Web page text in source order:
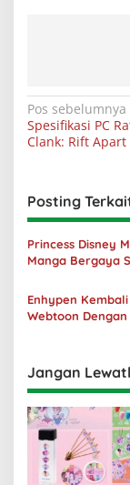
Navigasi
pos
Pos sebelumnya
Spesifikasi PC
Clank: Rift Apart
Posting
Princess Disney
Manga Bergaya
Café
Enhypen
Webtoon Dengan
Jangan